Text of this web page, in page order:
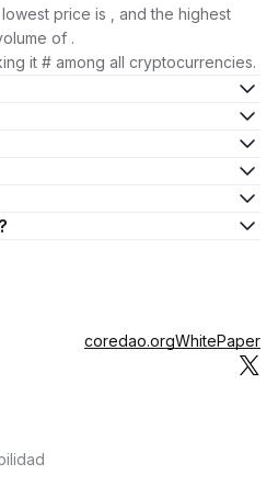
price is , and the highest
of .
it # among all cryptocurrencies.
coredao.orgWhitePaper